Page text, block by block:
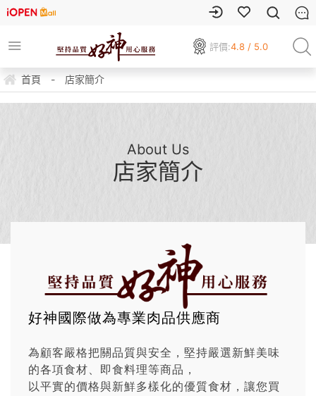
評價:4.8 / 5.0
首頁 - 店家簡介
About Us
店家簡介
好神國際做為專業肉品供應商
為顧客嚴格把關品質與安全，堅持嚴選新鮮美味
的各項食材、即食料理等商品，
以平實的價格與新鮮多樣化的優質食材，讓您買